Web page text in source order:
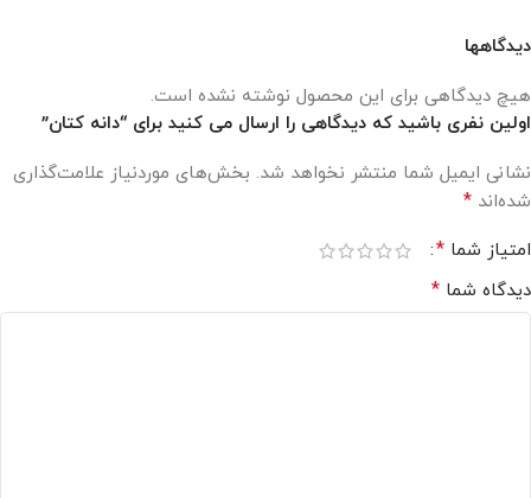
دیدگاهها
هیچ دیدگاهی برای این محصول نوشته نشده است.
اولین نفری باشید که دیدگاهی را ارسال می کنید برای “دانه کتان”
نشانی ایمیل شما منتشر نخواهد شد. بخش‌های موردنیاز علامت‌گذاری
شده‌اند *
امتیاز شما *
دیدگاه شما *